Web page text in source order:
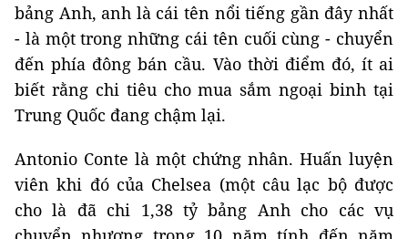
bảng Anh, anh là cái tên nổi tiếng gần đây nhất
- là một trong những cái tên cuối cùng - chuyển
đến phía đông bán cầu. Vào thời điểm đó, ít ai
biết rằng chi tiêu cho mua sắm ngoại binh tại
Trung Quốc đang chậm lại.
Antonio Conte là một chứng nhân. Huấn luyện
viên khi đó của Chelsea (một câu lạc bộ được
cho là đã chi 1,38 tỷ bảng Anh cho các vụ